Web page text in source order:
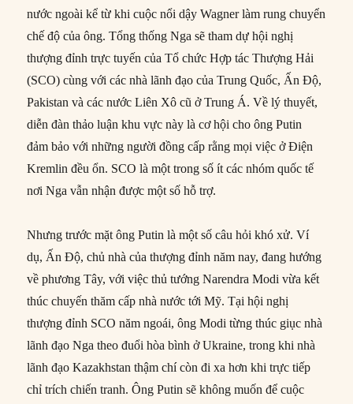
nước ngoài kể từ khi cuộc nổi dậy Wagner làm rung chuyển
chế độ của ông. Tổng thống Nga sẽ tham dự hội nghị
thượng đỉnh trực tuyến của Tổ chức Hợp tác Thượng Hải
(SCO) cùng với các nhà lãnh đạo của Trung Quốc, Ấn Độ,
Pakistan và các nước Liên Xô cũ ở Trung Á. Về lý thuyết,
diễn đàn thảo luận khu vực này là cơ hội cho ông Putin
đảm bảo với những người đồng cấp rằng mọi việc ở Điện
Kremlin đều ổn. SCO là một trong số ít các nhóm quốc tế
nơi Nga vẫn nhận được một số hỗ trợ.
Nhưng trước mặt ông Putin là một số câu hỏi khó xử. Ví
dụ, Ấn Độ, chủ nhà của thượng đỉnh năm nay, đang hướng
về phương Tây, với việc thủ tướng Narendra Modi vừa kết
thúc chuyến thăm cấp nhà nước tới Mỹ. Tại hội nghị
thượng đỉnh SCO năm ngoái, ông Modi từng thúc giục nhà
lãnh đạo Nga theo đuổi hòa bình ở Ukraine, trong khi nhà
lãnh đạo Kazakhstan thậm chí còn đi xa hơn khi trực tiếp
chỉ trích chiến tranh. Ông Putin sẽ không muốn để cuộc